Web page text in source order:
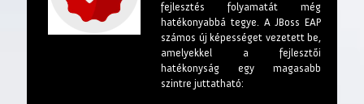
fejlesztés folyamatát még
hatékonyabbá tegye. A JBoss EAP
számos új képességet vezetett be,
amelyekkel a fejlesztői
hatékonyság egy magasabb
szintre juttatható: